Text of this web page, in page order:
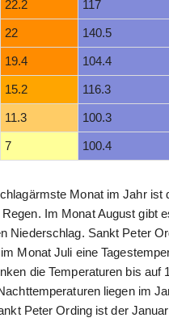
22.2 117
22 140.5
19.4 104.4
15.2 116.3
11.3 100.3
7 100.4
Monat im Jahr ist
Im Monat August gibt
Niederschlag. Sankt Peter
Monat Juli eine
die Temperaturen bis auf
liegen im
Peter Ording ist der